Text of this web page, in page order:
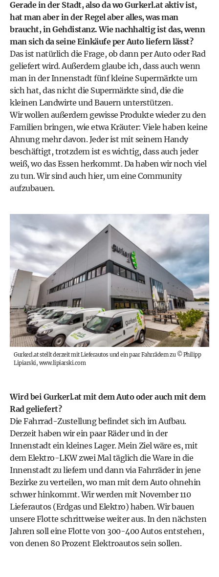
Gerade in der Stadt, also da wo Gurkerl.at aktiv ist,
hat man aber in der Regel aber alles, was man
braucht, in Gehdistanz. Wie nachhaltig ist das, wenn
man sich da seine Einkäufe per Auto liefern lässt?
Das ist natürlich die Frage, ob dann per Auto oder Rad
geliefert wird. Außerdem glaube ich, dass auch wenn
man in der Innenstadt fünf kleine Supermärkte um
sich hat, das nicht die Supermärkte sind, die die
kleinen Landwirte und Bauern unterstützen.
Wir wollen außerdem gewisse Produkte wieder zu den
Familien bringen, wie etwa Kräuter: Viele haben keine
Ahnung mehr davon. Jeder ist mit seinem Handy
beschäftigt, trotzdem ist es wichtig, dass auch jeder
weiß, wo das Essen herkommt. Da haben wir noch viel
zu tun. Wir sind auch hier, um eine Community
aufzubauen.
Gurkerl.at stellt derzeit mit Lieferautos und ein paar Fahrrädern zu©Philipp
Lipiarski, www.lipiarski.com
Wird bei Gurkerl.at mit dem Auto oder auch mit dem
Rad geliefert?
Die Fahrrad-Zustellung befindet sich im Aufbau.
Derzeit haben wir ein paar Räder und in der
Innenstadt ein kleines Lager. Mein Ziel wäre es, mit
dem Elektro-LKW zwei Mal täglich die Ware in die
Innenstadt zu liefern und dann via Fahrräder in jene
Bezirke zu verteilen, wo man mit dem Auto ohnehin
schwer hinkommt. Wir werden mit November 110
Lieferautos (Erdgas und Elektro) haben. Wir bauen
unsere Flotte schrittweise weiter aus. In den nächsten
Jahren soll eine Flotte von 300-400 Autos entstehen,
von denen 80 Prozent Elektroautos sein sollen.